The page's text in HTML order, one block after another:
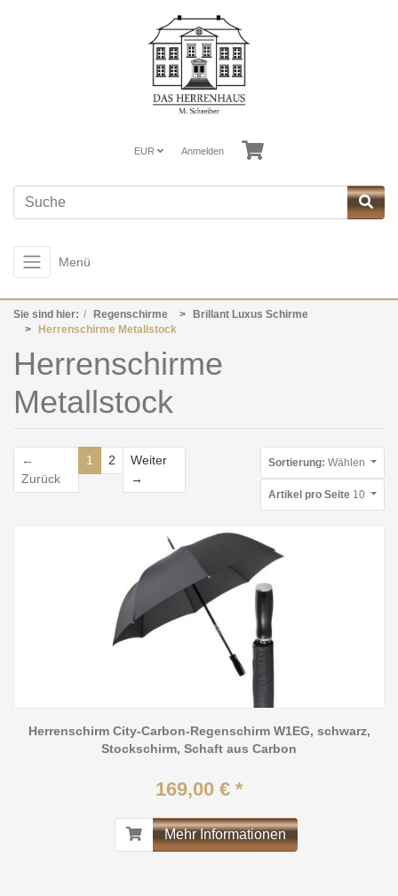
EUR Anmelden
Menü
Sie sind hier: Regenschirme
Brillant Luxus Schirme
Herrenschirme Metallstock
Herrenschirme
Metallstock
←
Zurück
1 2
Weiter
→
Sortierung: Wählen
Artikel pro Seite 10
Herrenschirm City-Carbon-Regenschirm W1EG, schwarz,
Stockschirm, Schaft aus Carbon
169,00 € *
Mehr Informationen